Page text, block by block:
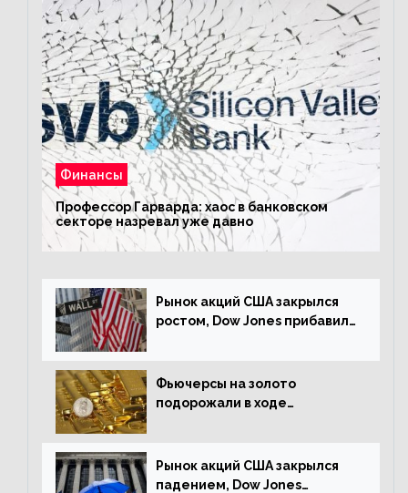
Финансы
Профессор Гарварда: хаос в банковском
секторе назревал уже давно
Рынок акций США закрылся
ростом, Dow Jones прибавил
Фьючерсы на золото
подорожали в ходе
Рынок акций США закрылся
падением, Dow Jones